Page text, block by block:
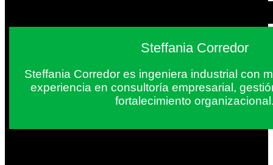
Steffania Corredor
Steffania Corredor es ingeniera industrial con
experiencia en consultoría empresarial,
fortalecimiento